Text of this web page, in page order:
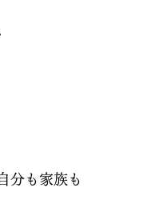
分も家族も